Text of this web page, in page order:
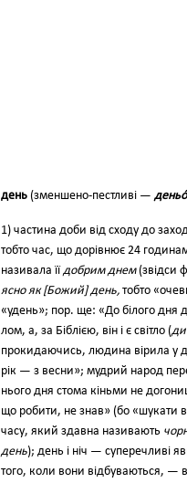
день (зменшено-пестливі —
1) частина доби від сходу до
тобто час, що до­рівнює 24
називала їїдобрим днем(звідси
ясно як [Божий] день, тобто
«удень»; пop. ще: «До білого дня
лом, а, за Біблією, він і є світло (
прокидаючись, людина вірила у
рік — з весни»; мудрий народ
нього дня стома кіньми не
що робити, не знав» (бо «шукати
часу, який здавна називають
день); день і ніч — суперечливі
того, коли вони відбуваються, —